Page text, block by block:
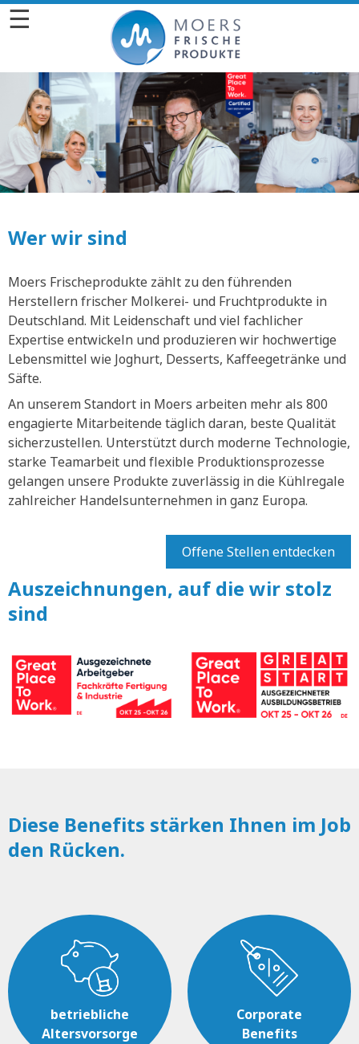
☰
Wer wir sind
Moers Frischeprodukte zählt zu den führenden
Herstellern frischer Molkerei- und Fruchtprodukte in
Deutschland. Mit Leidenschaft und viel fachlicher
Expertise entwickeln und produzieren wir hochwertige
Lebensmittel wie Joghurt, Desserts, Kaffeegetränke und
Säfte.
An unserem Standort in Moers arbeiten mehr als 800
engagierte Mitarbeitende täglich daran, beste Qualität
sicherzustellen. Unterstützt durch moderne Technologie,
starke Teamarbeit und flexible Produktionsprozesse
gelangen unsere Produkte zuverlässig in die Kühlregale
zahlreicher Handelsunternehmen in ganz Europa.
Offene Stellen entdecken
Auszeichnungen, auf die wir stolz
sind
Diese Benefits stärken Ihnen im Job
den Rücken.
betriebliche
Altersvorsorge
Corporate
Benefits